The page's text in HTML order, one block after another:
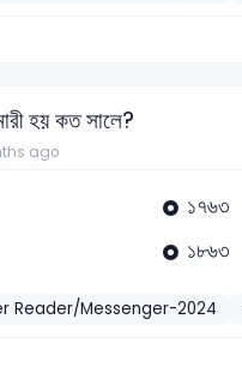
হয় কত সালে?
ago
১৭৬৩
১৮৬৩
Reader/Messenger-2024